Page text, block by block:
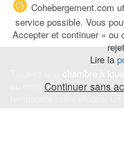
chambre à
au mois ou à l'année pour
temporaire : des études,
Cohebergement.com
service possible. Vous
Accepter et continuer » ou
Lire la
Continuer sans